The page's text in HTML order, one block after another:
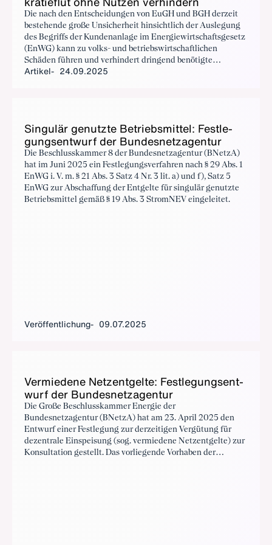
Die nach den Entscheidungen von EuGH und BGH derzeit
bestehende große Unsicherheit hinsichtlich der Auslegung
des Begriffs der Kundenanlage im Energiewirtschaftsgesetz
(EnWG) kann zu volks- und betriebswirtschaftlichen
Schäden führen und verhindert dringend benötigte
Investitionen am Standort Deutschland. Darüber hinaus
Artikel 24.09.2025
Sin­gu­lär ge­nutz­te Be­triebs­mit­tel: Fest­le­
gungs­ent­wurf der Bun­des­netz­agen­tur
Die Beschlusskammer 8 der Bundesnetzagentur (BNetzA)
hat im Juni 2025 ein Festlegungsverfahren nach § 29 Abs. 1
EnWG i. V. m. § 21 Abs. 3 Satz 4 Nr. 3 lit. a) und f), Satz 5
EnWG zur Abschaffung der Entgelte für singulär genutzte
Betriebsmittel gemäß § 19 Abs. 3 StromNEV eingeleitet.
Veröffentlichung 09.07.2025
Ver­mie­de­ne Netz­ent­gel­te: Fest­le­gungs­ent­
wurf der Bun­des­netz­agen­tur
Die Große Beschlusskammer Energie der
Bundesnetzagentur (BNetzA) hat am 23. April 2025 den
Entwurf einer Festlegung zur derzeitigen Vergütung für
dezentrale Einspeisung (sog. vermiedene Netzentgelte) zur
Konsultation gestellt. Das vorliegende Vorhaben der